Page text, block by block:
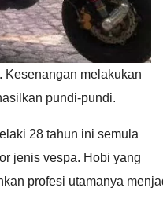
melakukan
pundi-pundi.
28 tahun ini semula
jenis vespa. Hobi yang
profesi utamanya